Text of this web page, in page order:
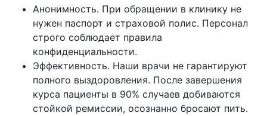
Анонимность. При обращении в клинику не
нужен паспорт и страховой полис. Персонал
строго соблюдает правила
конфиденциальности.
Эффективность. Наши врачи не гарантируют
полного выздоровления. После завершения
курса пациенты в 90% случаев добиваются
стойкой ремиссии, осознанно бросают пить.